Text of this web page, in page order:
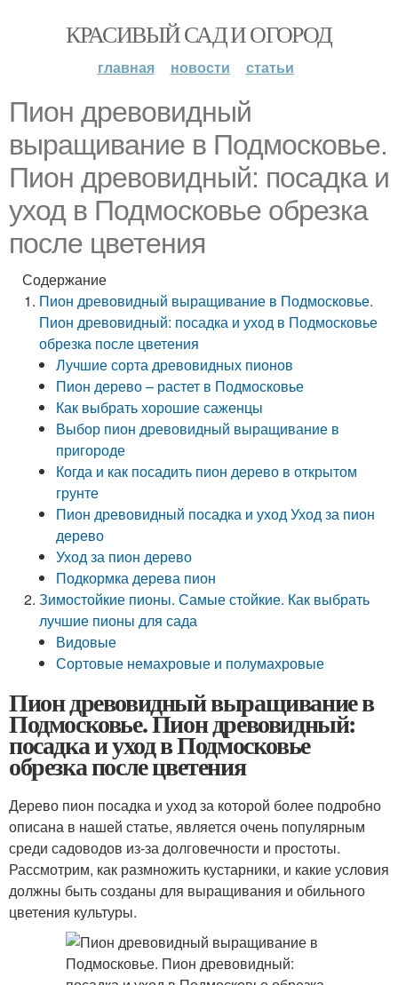
КРАСИВЫЙ САД И ОГОРОД
главная новости статьи
Пион древовидный
выращивание в Подмосковье.
Пион древовидный: посадка и
уход в Подмосковье обрезка
после цветения
Содержание
Пион древовидный выращивание в Подмосковье.
Пион древовидный: посадка и уход в Подмосковье
обрезка после цветения
Лучшие сорта древовидных пионов
Пион дерево – растет в Подмосковье
Как выбрать хорошие саженцы
Выбор пион древовидный выращивание в
пригороде
Когда и как посадить пион дерево в открытом
грунте
Пион древовидный посадка и уход Уход за пион
дерево
Уход за пион дерево
Подкормка дерева пион
Зимостойкие пионы. Самые стойкие. Как выбрать
лучшие пионы для сада
Видовые
Сортовые немахровые и полумах­ровые
Пион древовидный выращивание в
Подмосковье. Пион древовидный:
посадка и уход в Подмосковье
обрезка после цветения
Дерево пион посадка и уход за которой более подробно
описана в нашей статье, является очень популярным
среди садоводов из-за долговечности и простоты.
Рассмотрим, как размножить кустарники, и какие условия
должны быть созданы для выращивания и обильного
цветения культуры.